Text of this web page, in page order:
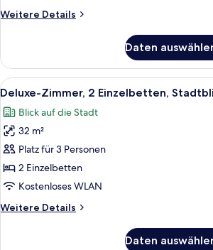
Meerblick
Weitere Details
Weitere
Zimmer,
1 King-
Bett,
Meerblick
Daten
Alle
Fotos
für
Deluxe-
Zimmer,
2 Einzelbetten,
Stadtblick
Deluxe-
7
Deluxe-Zimmer, 2 Einzelbetten,
Blick auf die Stadt
32 m²
Platz für 3 Personen
2 Einzelbetten
Kostenloses WLAN
Weitere Details
Weitere
Daten